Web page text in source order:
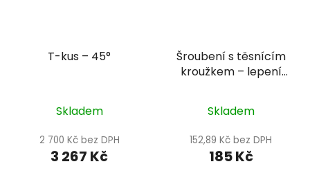
T-kus – 45°
Skladem
2 700 Kč bez DPH
3 267 Kč
Šroubení s těsnícím
kroužkem – lepení
Skladem
152,89 Kč bez DPH
185 Kč